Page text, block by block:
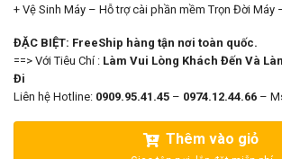
+ Vệ Sinh Máy – Hỗ trợ cài phần mềm Trọn Đời Máy
ĐẶC BIỆT: FreeShip hàng tận nơi toàn quốc.
==> Với Tiêu Chí : Làm Vui Lòng Khách Đến Và
Đi
Liên hệ Hotline: 0909.95.41.45 – 0974.12.44.66 –
Thêm vào giỏ